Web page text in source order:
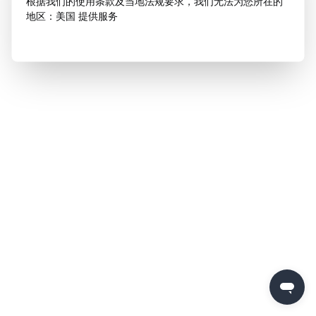
地区：美国 提供服务